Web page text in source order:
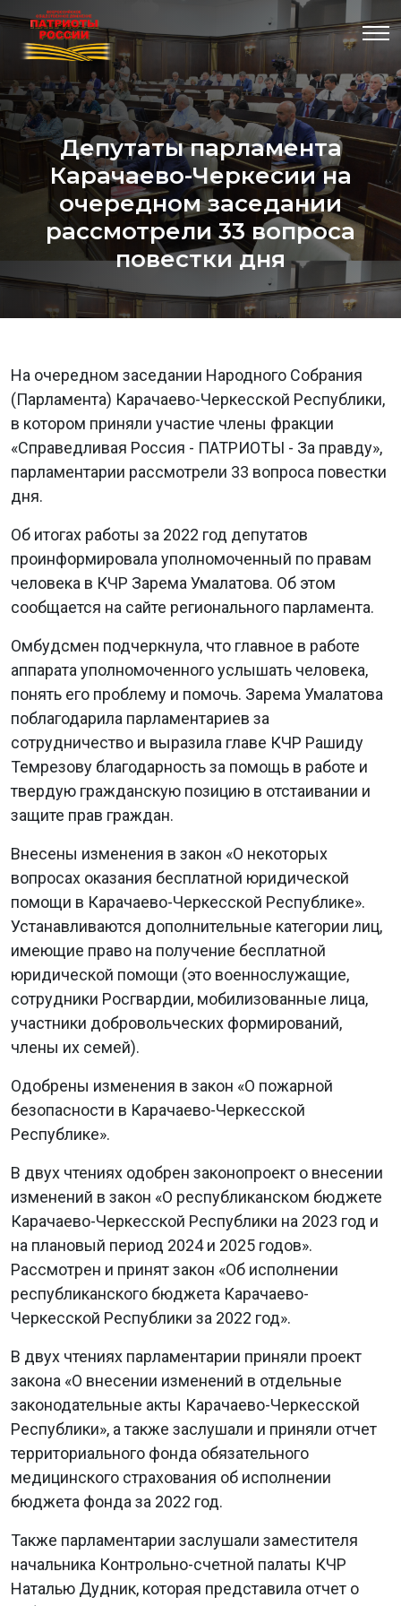
Депутаты парламента
Карачаево-Черкесии на
очередном заседании
рассмотрели 33 вопроса
повестки дня
На очередном заседании Народного Собрания
(Парламента) Карачаево-Черкесской Республики,
в котором приняли участие члены фракции
«Справедливая Россия - ПАТРИОТЫ - За правду»,
парламентарии рассмотрели 33 вопроса повестки
дня.
Об итогах работы за 2022 год депутатов
проинформировала уполномоченный по правам
человека в КЧР Зарема Умалатова. Об этом
сообщается на сайте регионального парламента.
Омбудсмен подчеркнула, что главное в работе
аппарата уполномоченного услышать человека,
понять его проблему и помочь. Зарема Умалатова
поблагодарила парламентариев за
сотрудничество и выразила главе КЧР Рашиду
Темрезову благодарность за помощь в работе и
твердую гражданскую позицию в отстаивании и
защите прав граждан.
Внесены изменения в закон «О некоторых
вопросах оказания бесплатной юридической
помощи в Карачаево-Черкесской Республике».
Устанавливаются дополнительные категории лиц,
имеющие право на получение бесплатной
юридической помощи (это военнослужащие,
сотрудники Росгвардии, мобилизованные лица,
участники добровольческих формирований,
члены их семей).
Одобрены изменения в закон «О пожарной
безопасности в Карачаево-Черкесской
Республике».
В двух чтениях одобрен законопроект о внесении
изменений в закон «О республиканском бюджете
Карачаево-Черкесской Республики на 2023 год и
на плановый период 2024 и 2025 годов».
Рассмотрен и принят закон «Об исполнении
республиканского бюджета Карачаево-
Черкесской Республики за 2022 год».
В двух чтениях парламентарии приняли проект
закона «О внесении изменений в отдельные
законодательные акты Карачаево-Черкесской
Республики», а также заслушали и приняли отчет
территориального фонда обязательного
медицинского страхования об исполнении
бюджета фонда за 2022 год.
Также парламентарии заслушали заместителя
начальника Контрольно-счетной палаты КЧР
Наталью Дудник, которая представила отчет о